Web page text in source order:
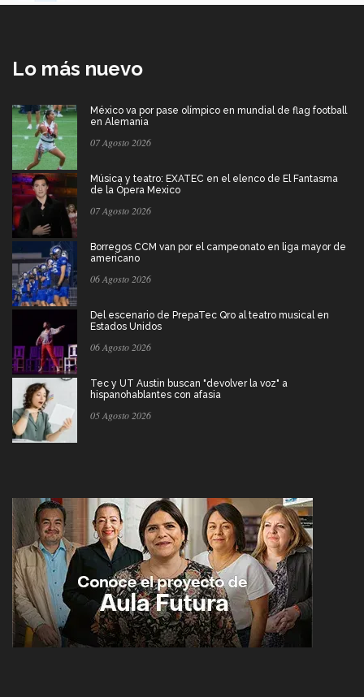
Lo más nuevo
México va por pase olímpico en mundial de flag football
en Alemania
07 Agosto 2026
Música y teatro: EXATEC en el elenco de El Fantasma
de la Ópera Mexico
07 Agosto 2026
Borregos CCM van por el campeonato en liga mayor de
americano
06 Agosto 2026
Del escenario de PrepaTec Qro al teatro musical en
Estados Unidos
06 Agosto 2026
Tec y UT Austin buscan "devolver la voz" a
hispanohablantes con afasia
05 Agosto 2026